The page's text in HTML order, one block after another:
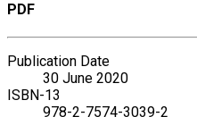
PDF
Publication Date
30 June 2020
ISBN-13
978-2-7574-3039-2